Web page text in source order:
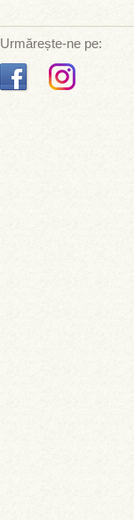
Urmărește-ne pe: